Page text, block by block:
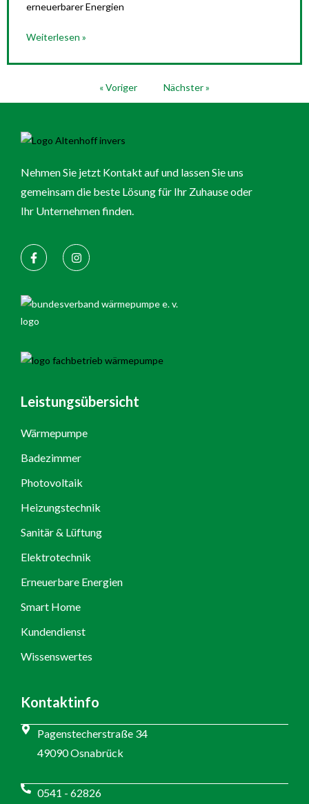
erneuerbarer Energien
Weiterlesen »
« Voriger Nächster »
Nehmen Sie jetzt Kontakt auf und lassen Sie uns
gemeinsam die beste Lösung für Ihr Zuhause oder
Ihr Unternehmen finden.
Leistungsübersicht
Wärmepumpe
Badezimmer
Photovoltaik
Heizungstechnik
Sanitär & Lüftung
Elektrotechnik
Erneuerbare Energien
Smart Home
Kundendienst
Wissenswertes
Kontaktinfo
Pagenstecherstraße 34
49090 Osnabrück
0541 - 62826